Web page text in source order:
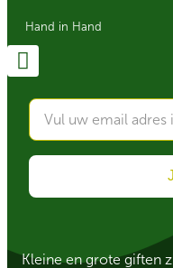
Hand in Hand
Kleine en grote giften